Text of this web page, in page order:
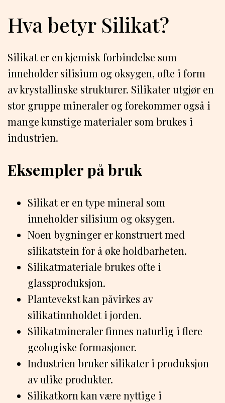
Hva betyr Silikat?
Silikat er en kjemisk forbindelse som
inneholder silisium og oksygen, ofte i form
av krystallinske strukturer. Silikater utgjør en
stor gruppe mineraler og forekommer også i
mange kunstige materialer som brukes i
industrien.
Eksempler på bruk
Silikat er en type mineral som
inneholder silisium og oksygen.
Noen bygninger er konstruert med
silikatstein for å øke holdbarheten.
Silikatmateriale brukes ofte i
glassproduksjon.
Plantevekst kan påvirkes av
silikatinnholdet i jorden.
Silikatmineraler finnes naturlig i flere
geologiske formasjoner.
Industrien bruker silikater i produksjon
av ulike produkter.
Silikatkorn kan være nyttige i